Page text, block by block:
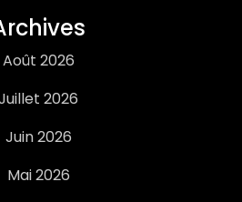
Août 2026
2026
Juin 2026
Mai 2026